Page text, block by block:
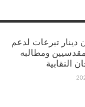
تبرعات لدعم
ومطالبه
النقابية